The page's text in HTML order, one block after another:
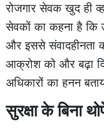
रोजगार सेवक खुद ही
सेवकों का कहना है कि
और इससे संवादहीनता
आक्रोश को और बढ़ा
अधिकारों का हनन
सुरक्षा के बिना